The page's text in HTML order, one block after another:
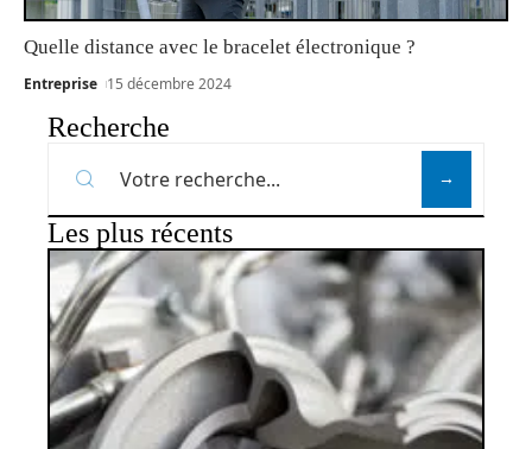
Quelle distance avec le bracelet électronique ?
Entreprise 15 décembre 2024
Recherche
Les plus récents